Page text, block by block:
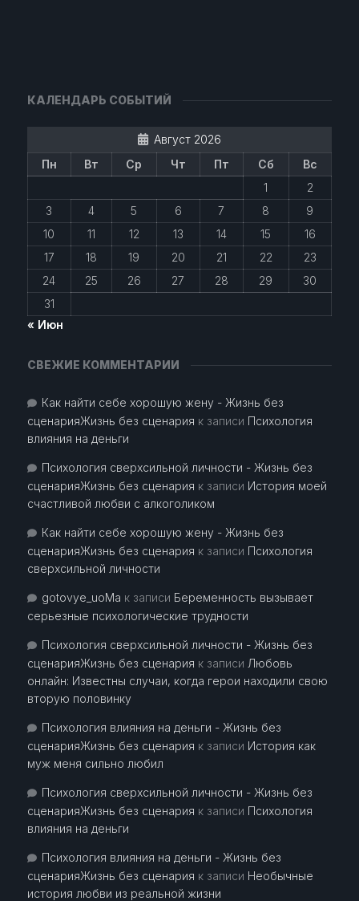
КАЛЕНДАРЬ СОБЫТИЙ
Август 2026
Пн
Вт Ср Чт Пт Сб
Вс
1
2
3
4 5 6 7 8
9
10
11 12 13 14 15
16
17
18 19 20 21 22
23
24
25 26 27 28 29
30
31
« Июн
СВЕЖИЕ КОММЕНТАРИИ
Как найти себе хорошую жену - Жизнь без
сценарияЖизнь без сценария к записи Психология
влияния на деньги
Психология сверхсильной личности - Жизнь без
сценарияЖизнь без сценария к записи История моей
счастливой любви с алкоголиком
Как найти себе хорошую жену - Жизнь без
сценарияЖизнь без сценария к записи Психология
сверхсильной личности
gotovye_uoMa к записи Беременность вызывает
серьезные психологические трудности
Психология сверхсильной личности - Жизнь без
сценарияЖизнь без сценария к записи Любовь
онлайн: Известны случаи, когда герои находили свою
вторую половинку
Психология влияния на деньги - Жизнь без
сценарияЖизнь без сценария к записи История как
муж меня сильно любил
Психология сверхсильной личности - Жизнь без
сценарияЖизнь без сценария к записи Психология
влияния на деньги
Психология влияния на деньги - Жизнь без
сценарияЖизнь без сценария к записи Необычные
история любви из реальной жизни